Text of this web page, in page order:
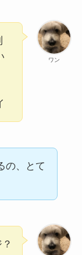
ワン
の、とて